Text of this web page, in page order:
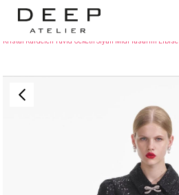
Anasayfa TÜM ELBİSELER
Kristal Kurdeleli Tüvid Ceketli Siyah Midi Tasarım Elbise